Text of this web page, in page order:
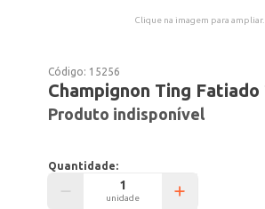
Clique na imagem para ampliar.
Código: 15256
Champignon Ting Fatiado
Produto indisponível
Quantidade:
unidade